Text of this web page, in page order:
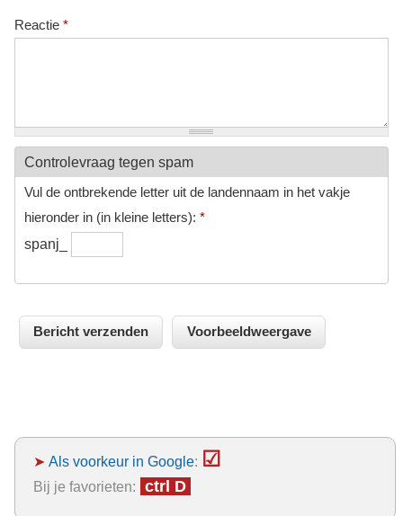
Reactie *
Controlevraag tegen spam
Vul de ontbrekende letter uit de landennaam in het vakje
hieronder in (in kleine letters): *
spanj_
➤ Als voorkeur in Google: ☑
Bij je favorieten: ctrl D